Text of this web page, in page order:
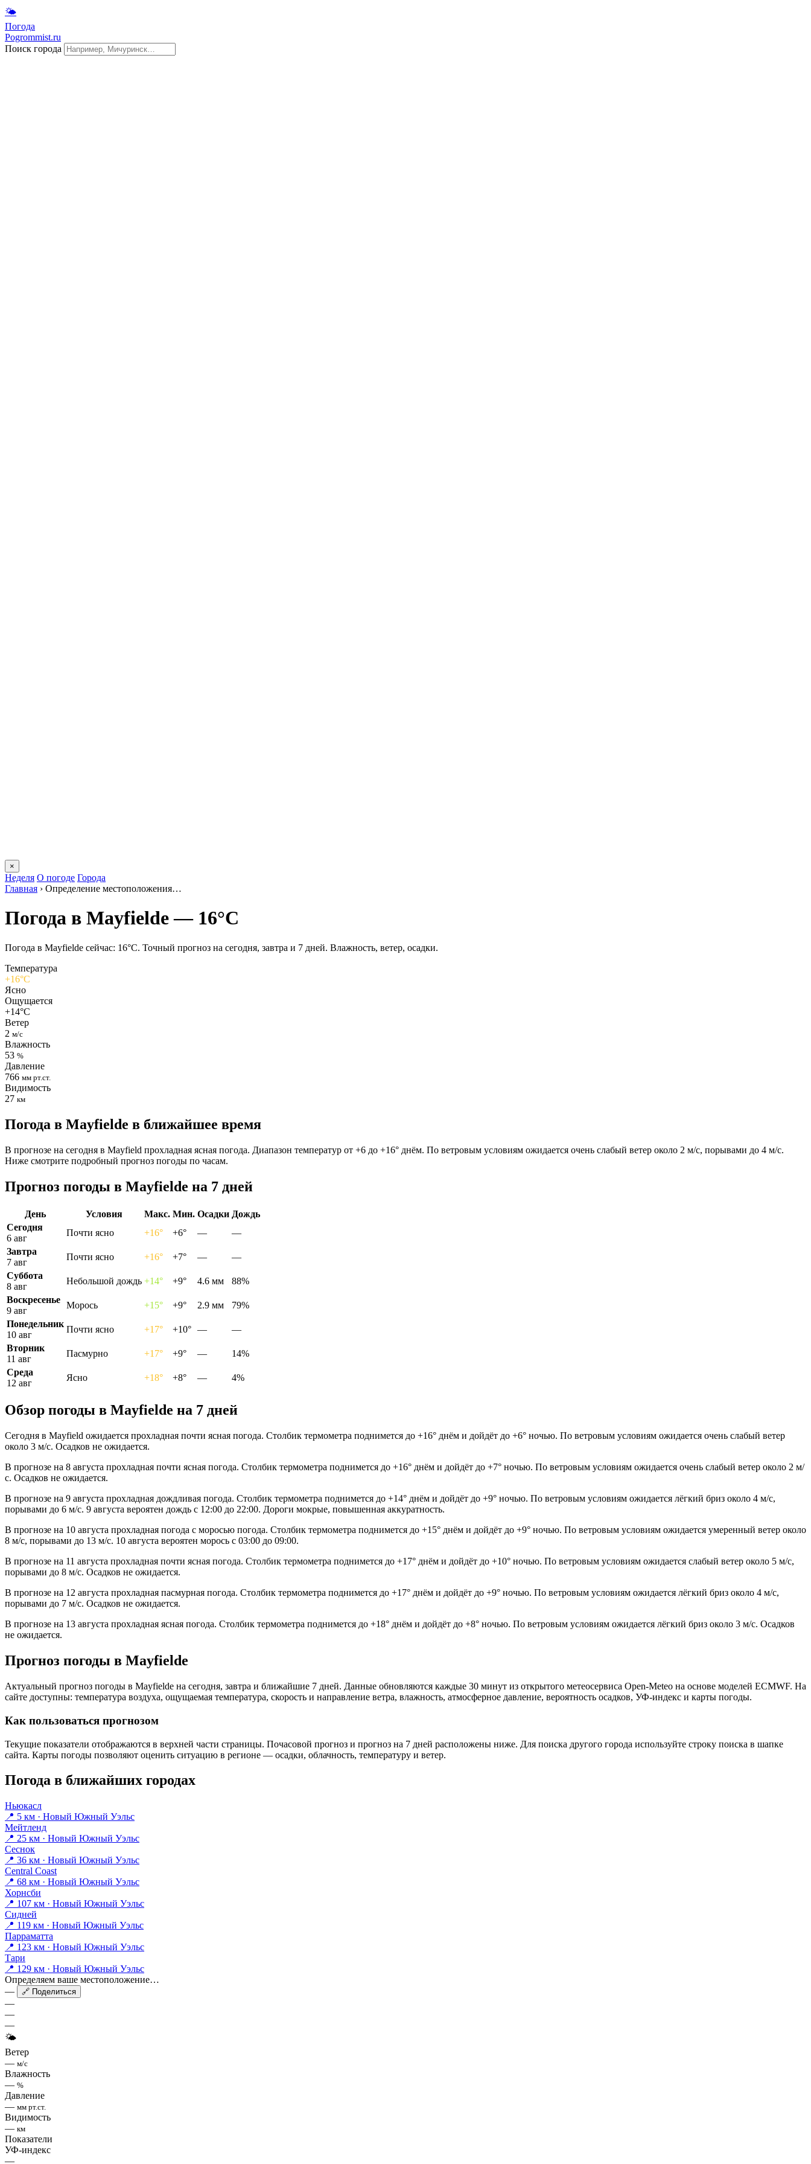
🌤
Погода
Pogrommist.ru
Поиск города
×
Неделя О погоде Города
Главная › Определение местоположения…
Погода в Mayfieldе — 16°C
Погода в Mayfieldе сейчас: 16°C. Точный прогноз на сегодня, завтра и 7 дней. Влажность, ветер, осадки.
Температура
+16°C
Ясно
Ощущается
+14°C
Ветер
2 м/с
Влажность
53 %
Давление
766 мм рт.ст.
Видимость
27 км
Погода в Mayfieldе в ближайшее время
В прогнозе на сегодня в Mayfield прохладная ясная погода. Диапазон температур от +6 до +16° днём. По ветровым условиям ожидается очень слабый ветер около 2 м/с, порывами до 4 м/с.
Ниже смотрите подробный прогноз погоды по часам.
Прогноз погоды в Mayfieldе на 7 дней
День Условия Макс. Мин. Осадки Дождь
Сегодня
6 авг
Почти ясно +16° +6° —
—
Завтра
7 авг
Почти ясно +16° +7° —
—
Суббота
8 авг
Небольшой дождь +14° +9° 4.6 мм
88%
Воскресенье
9 авг
Морось +15° +9° 2.9 мм
79%
Понедельник
10 авг
Почти ясно +17° +10° —
—
Вторник
11 авг
Пасмурно +17° +9° —
14%
Среда
12 авг
Ясно +18° +8° — 4%
Обзор погоды в Mayfieldе на 7 дней
Сегодня в Mayfield ожидается прохладная почти ясная погода. Столбик термометра поднимется до +16° днём и дойдёт до +6° ночью. По ветровым условиям ожидается очень слабый ветер
около 3 м/с. Осадков не ожидается.
В прогнозе на 8 августа прохладная почти ясная погода. Столбик термометра поднимется до +16° днём и дойдёт до +7° ночью. По ветровым условиям ожидается очень слабый ветер около 2 м/
с. Осадков не ожидается.
В прогнозе на 9 августа прохладная дождливая погода. Столбик термометра поднимется до +14° днём и дойдёт до +9° ночью. По ветровым условиям ожидается лёгкий бриз около 4 м/с,
порывами до 6 м/с. 9 августа вероятен дождь с 12:00 до 22:00. Дороги мокрые, повышенная аккуратность.
В прогнозе на 10 августа прохладная погода с моросью погода. Столбик термометра поднимется до +15° днём и дойдёт до +9° ночью. По ветровым условиям ожидается умеренный ветер около
8 м/с, порывами до 13 м/с. 10 августа вероятен морось с 03:00 до 09:00.
В прогнозе на 11 августа прохладная почти ясная погода. Столбик термометра поднимется до +17° днём и дойдёт до +10° ночью. По ветровым условиям ожидается слабый ветер около 5 м/с,
порывами до 8 м/с. Осадков не ожидается.
В прогнозе на 12 августа прохладная пасмурная погода. Столбик термометра поднимется до +17° днём и дойдёт до +9° ночью. По ветровым условиям ожидается лёгкий бриз около 4 м/с,
порывами до 7 м/с. Осадков не ожидается.
В прогнозе на 13 августа прохладная ясная погода. Столбик термометра поднимется до +18° днём и дойдёт до +8° ночью. По ветровым условиям ожидается лёгкий бриз около 3 м/с. Осадков
не ожидается.
Прогноз погоды в Mayfieldе
Актуальный прогноз погоды в Mayfieldе на сегодня, завтра и ближайшие 7 дней. Данные обновляются каждые 30 минут из открытого метеосервиса Open-Meteo на основе моделей ECMWF. На
сайте доступны: температура воздуха, ощущаемая температура, скорость и направление ветра, влажность, атмосферное давление, вероятность осадков, УФ-индекс и карты погоды.
Как пользоваться прогнозом
Текущие показатели отображаются в верхней части страницы. Почасовой прогноз и прогноз на 7 дней расположены ниже. Для поиска другого города используйте строку поиска в шапке
сайта. Карты погоды позволяют оценить ситуацию в регионе — осадки, облачность, температуру и ветер.
Погода в ближайших городах
Ньюкасл
📍 5 км · Новый Южный Уэльс
Мейтленд
📍 25 км · Новый Южный Уэльс
Сеснок
📍 36 км · Новый Южный Уэльс
Central Coast
📍 68 км · Новый Южный Уэльс
Хорнсби
📍 107 км · Новый Южный Уэльс
Сидней
📍 119 км · Новый Южный Уэльс
Парраматта
📍 123 км · Новый Южный Уэльс
Тари
📍 129 км · Новый Южный Уэльс
Определяем ваше местоположение…
—
🔗 Поделиться
—
—
—
🌤
Ветер
— м/с
Влажность
— %
Давление
— мм рт.ст.
Видимость
— км
Показатели
УФ-индекс
—